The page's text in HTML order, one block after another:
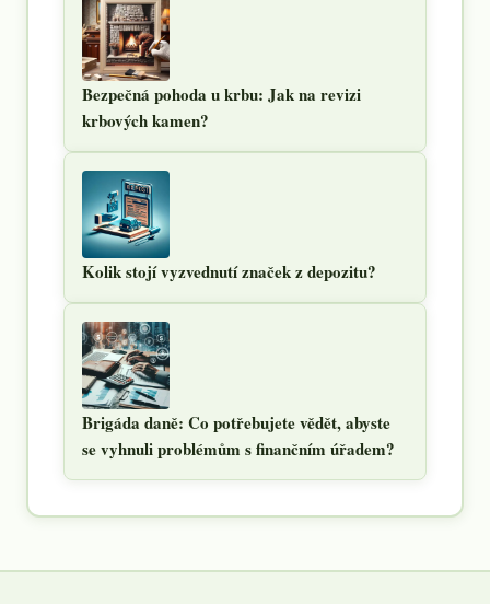
Bezpečná pohoda u krbu: Jak na revizi
krbových kamen?
Kolik stojí vyzvednutí značek z depozitu?
Brigáda daně: Co potřebujete vědět, abyste
se vyhnuli problémům s finančním úřadem?